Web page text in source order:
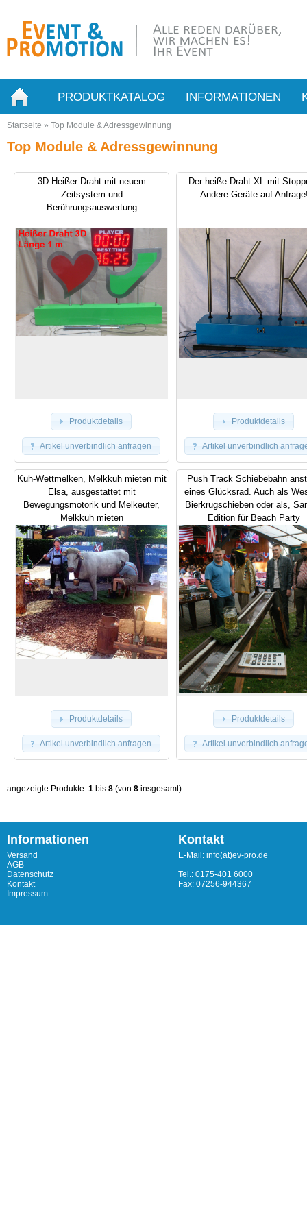
PRODUKTKATALOG INFORMATIONEN
Startseite » Top Module & Adressgewinnung
Top Module & Adressgewinnung
3D Heißer Draht mit neuem
Zeitsystem und
Berührungsauswertung
Produktdetails
Artikel unverbindlich anfragen
Der heiße Draht XL mit
Andere Geräte auf
Produktdetails
Artikel unverbindlich
Kuh-Wettmelken, Melkkuh mieten mit
Elsa, ausgestattet mit
Bewegungsmotorik und Melkeuter,
Melkkuh mieten
Produktdetails
Artikel unverbindlich anfragen
Push Track Schiebebahn
eines Glücksrad. Auch als
Bierkrugschieben oder als,
Edition für Beach Party
Produktdetails
Artikel unverbindlich
angezeigte Produkte: 1 bis 8 (von 8 insgesamt)
Informationen
Versand
AGB
Datenschutz
Kontakt
Impressum
Kontakt
E-Mail: info(ät)ev-pro.de
Tel.: 0175-401 6000
Fax: 07256-944367